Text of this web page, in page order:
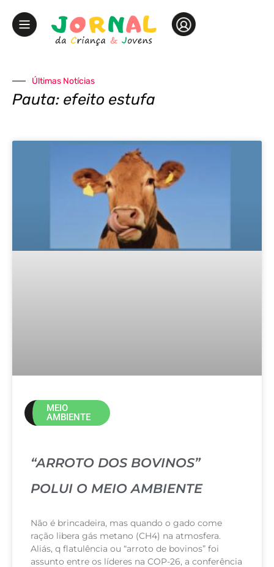
Últimas Notícias
Pauta: efeito estufa
MEIO
AMBIENTE
“ARROTO DOS BOVINOS”
POLUI O MEIO AMBIENTE
Não é brincadeira, mas quando o gado come
ração libera gás metano (CH4) na atmosfera.
Aliás, q flatulência ou “arroto de bovinos” foi
assunto entre os líderes na COP-26, a conferência